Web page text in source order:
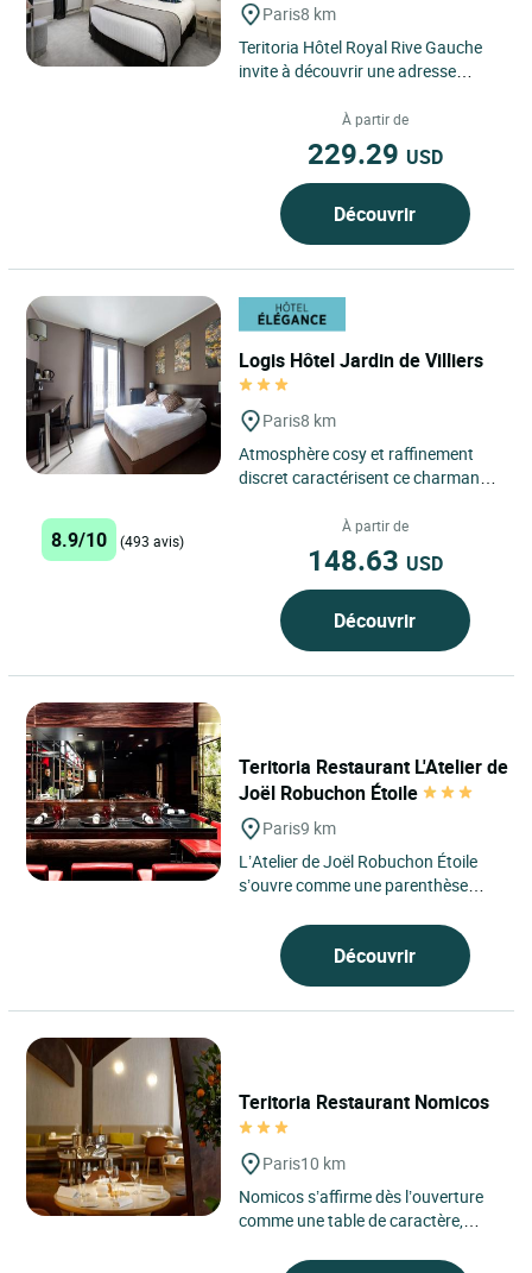
Paris8 km
Teritoria Hôtel Royal Rive Gauche
invite à découvrir une adresse
14e arrondissement...
À partir de
229.29 USD
Découvrir
Logis Hôtel Jardin de Villiers
Paris8 km
Atmosphère cosy et raffinement
discret caractérisent ce charmant
climatisé, il a su conserver...
8.9/10 (493 avis)
À partir de
148.63 USD
Découvrir
Teritoria Restaurant L'Atelier de
Joël Robuchon Étoile
Paris9 km
L’Atelier de Joël Robuchon Étoile
s’ouvre comme une parenthèse
arrondissement de Paris,...
Découvrir
Teritoria Restaurant Nomicos
Paris10 km
Nomicos s’affirme dès l’ouverture
comme une table de caractère,
cœur du 16ᵉ...